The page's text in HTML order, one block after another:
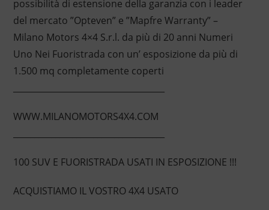
possibilità di estensione della garanzia con i leader
del mercato ”Opteven” e ”Mapfre Warranty” –
Milano Motors 4×4 S.r.l. da più di 20 anni Numeri
Uno Nei Fuoristrada con un’ esposizione da più di
1.500 mq completamente coperti
WWW.MILANOMOTORS4X4.COM
100 SUV E FUORISTRADA USATI IN ESPOSIZIONE !!!
ACQUISTIAMO IL VOSTRO 4X4 USATO